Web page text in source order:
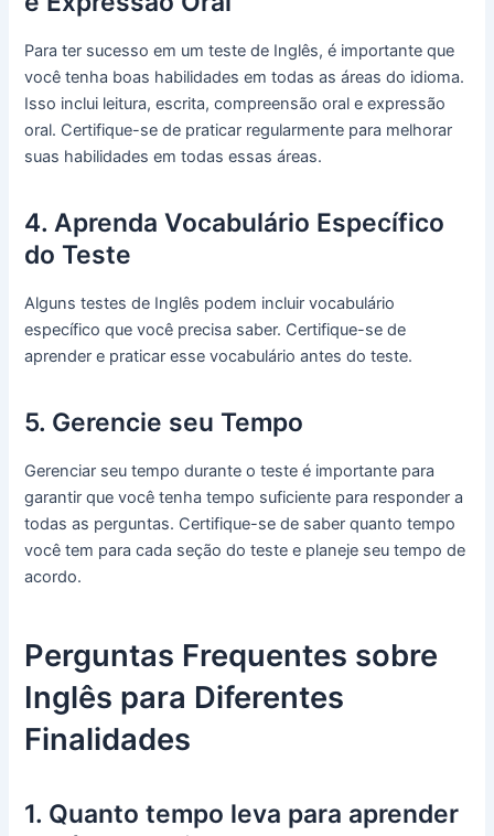
Para ter sucesso em um teste de Inglês, é importante que
você tenha boas habilidades em todas as áreas do idioma.
Isso inclui leitura, escrita, compreensão oral e expressão
oral. Certifique-se de praticar regularmente para melhorar
suas habilidades em todas essas áreas.
4. Aprenda Vocabulário Específico
do Teste
Alguns testes de Inglês podem incluir vocabulário
específico que você precisa saber. Certifique-se de
aprender e praticar esse vocabulário antes do teste.
5. Gerencie seu Tempo
Gerenciar seu tempo durante o teste é importante para
garantir que você tenha tempo suficiente para responder a
todas as perguntas. Certifique-se de saber quanto tempo
você tem para cada seção do teste e planeje seu tempo de
acordo.
Perguntas Frequentes sobre
Inglês para Diferentes
Finalidades
1. Quanto tempo leva para aprender